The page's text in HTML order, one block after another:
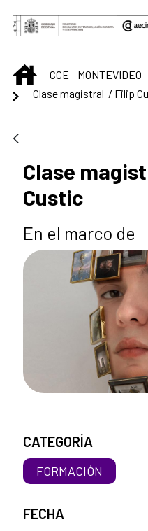
Saltar al contenido
INICIOCCE - MONTEVIDEO
Clase magistral / Filip
Clase
Custic
En el marco de
CATEGORÍA
FORMACIÓN
FECHA